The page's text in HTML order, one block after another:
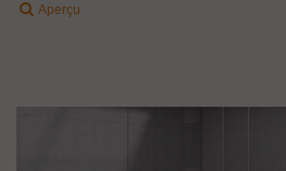
Aperçu